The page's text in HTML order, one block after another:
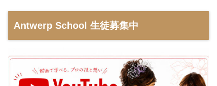
Antwerp School 生徒募集中